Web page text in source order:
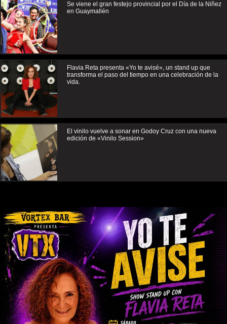
Se viene el gran festejo provincial por el Día de la Niñez
en Guaymallén
Flavia Reta presenta «Yo te avisé», un stand up que
transforma el paso del tiempo en una celebración de la
vida.
El vinilo vuelve a sonar en Godoy Cruz con una nueva
edición de «Vinilo Session»